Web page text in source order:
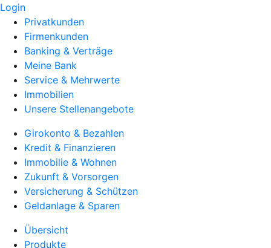
Login
Privatkunden
Firmenkunden
Banking & Verträge
Meine Bank
Service & Mehrwerte
Immobilien
Unsere Stellenangebote
Girokonto & Bezahlen
Kredit & Finanzieren
Immobilie & Wohnen
Zukunft & Vorsorgen
Versicherung & Schützen
Geldanlage & Sparen
Übersicht
Produkte